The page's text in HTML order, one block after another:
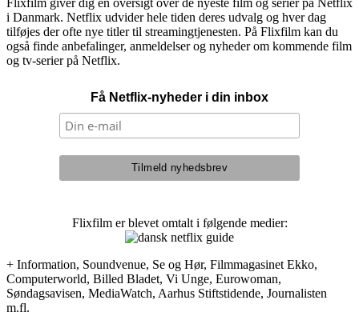
Flixfilm giver dig en oversigt over de nyeste film og serier på Netflix
i Danmark. Netflix udvider hele tiden deres udvalg og hver dag
tilføjes der ofte nye titler til streamingtjenesten. På Flixfilm kan du
også finde anbefalinger, anmeldelser og nyheder om kommende film
og tv-serier på Netflix.
Få Netflix-nyheder i din inbox
Flixfilm er blevet omtalt i følgende medier:
+ Information, Soundvenue, Se og Hør, Filmmagasinet Ekko,
Computerworld, Billed Bladet, Vi Unge, Eurowoman,
Søndagsavisen, MediaWatch, Aarhus Stiftstidende, Journalisten
m.fl.